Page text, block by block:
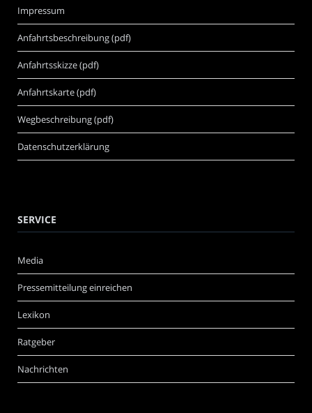
Impressum
Anfahrtsbeschreibung (pdf)
Anfahrtsskizze (pdf)
Anfahrtskarte (pdf)
Wegbeschreibung (pdf)
Datenschutzerklärung
SERVICE
Media
Pressemitteilung einreichen
Lexikon
Ratgeber
Nachrichten